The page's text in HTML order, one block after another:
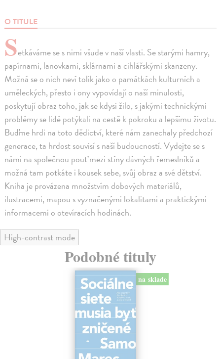
O TITULE
Setkáváme se s nimi všude v naší vlasti. Se starými hamry,
papírnami, lanovkami, sklárnami a cihlářskými skanzeny.
Možná se o nich neví tolik jako o památkách kulturních a
uměleckých, přesto i ony vypovídají o naší minulosti,
poskytují obraz toho, jak se kdysi žilo, s jakými technickými
problémy se lidé potýkali na cestě k pokroku a lepšímu životu.
Buďme hrdi na toto dědictví, které nám zanechaly předchozí
generace, ta hrdost souvisí s naší budoucností. Vydejte se s
námi na společnou pouť mezi stíny dávných řemeslníků a
možná tam potkáte i kousek sebe, svůj obraz a své dětství.
Kniha je provázena množstvím dobových materiálů,
ilustracemi, mapou s vyznačenými lokalitami a praktickými
informacemi o otevíracích hodinách.
High-contrast mode
Podobné tituly
na sklade